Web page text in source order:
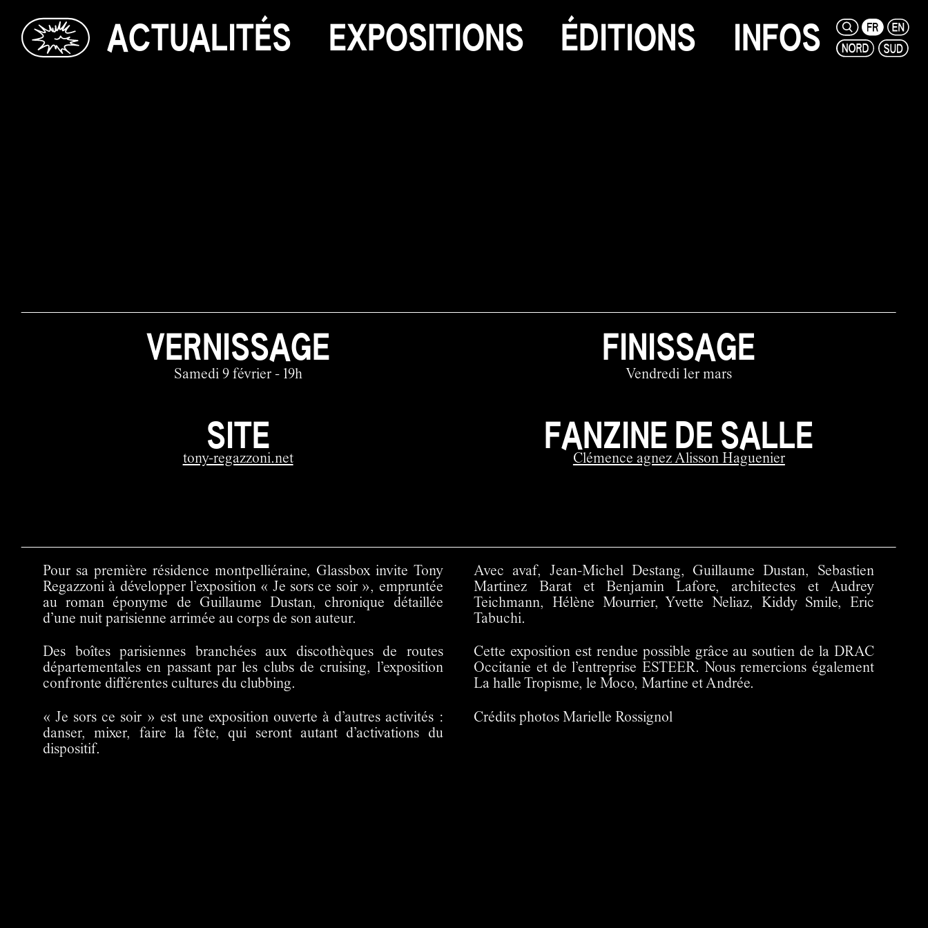
ACTUALITÉS EXPOSITIONS ÉDITIONS INFOS
VERNISSAGE
Samedi 9 février - 19h
FINISSAGE
Vendredi 1er mars
SITE
tony-regazzoni.net
FANZINE DE SALLE
Clémence agnez Alisson Haguenier
Pour sa première résidence montpelliéraine, Glassbox invite Tony
Regazzoni à développer l’exposition « Je sors ce soir », empruntée
au roman éponyme de Guillaume Dustan, chronique détaillée
d’une nuit parisienne arrimée au corps de son auteur.
Des boîtes parisiennes branchées aux discothèques de routes
départementales en passant par les clubs de cruising, l’exposition
confronte différentes cultures du clubbing.
« Je sors ce soir » est une exposition ouverte à d’autres activités :
danser, mixer, faire la fête, qui seront autant d’activations du
dispositif.
Avec avaf, Jean-Michel Destang, Guillaume Dustan, Sebastien
Martinez Barat et Benjamin Lafore, architectes et Audrey
Teichmann, Hélène Mourrier, Yvette Neliaz, Kiddy Smile, Eric
Tabuchi.
Cette exposition est rendue possible grâce au soutien de la DRAC
Occitanie et de l’entreprise ESTEER. Nous remercions également
La halle Tropisme, le Moco, Martine et Andrée.
Crédits photos Marielle Rossignol